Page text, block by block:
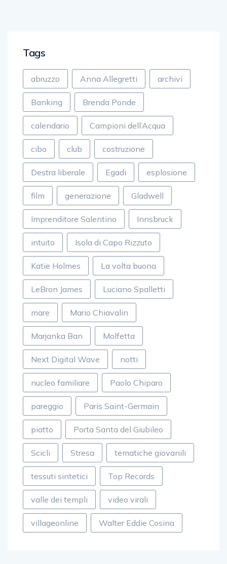
Tags
abruzzo Anna Allegretti archivi
Banking Brenda Ponde
calendario Campioni dell’Acqua
cibo club costruzione
Destra liberale Egadi esplosione
film generazione Gladwell
Imprenditore Salentino Innsbruck
intuito Isola di Capo Rizzuto
Katie Holmes La volta buona
LeBron James Luciano Spalletti
mare Mario Chiavalin
Marjanka Ban Molfetta
Next Digital Wave notti
nucleo familiare Paolo Chiparo
pareggio Paris Saint-Germain
piatto Porta Santa del Giubileo
Scicli Stresa tematiche giovanili
tessuti sintetici Top Records
valle dei templi video virali
villageonline Walter Eddie Cosina